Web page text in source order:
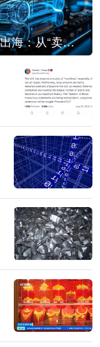
中国汽车出海：从“卖出去”到“走进去”